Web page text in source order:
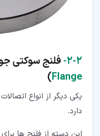
۲‏-‏۲‏- فلنج سوکتی
Flange
)
یکی دیگر از انواع
دارد.